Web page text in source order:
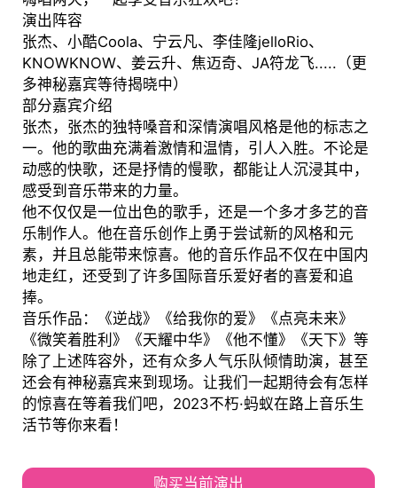
演出阵容
张杰、小酷Coola、宁云凡、李佳隆jelloRio、
KNOWKNOW、姜云升、焦迈奇、JA符龙飞.....（更
多神秘嘉宾等待揭晓中）
部分嘉宾介绍
张杰，张杰的独特嗓音和深情演唱风格是他的标志之
一。他的歌曲充满着激情和温情，引人入胜。不论是
动感的快歌，还是抒情的慢歌，都能让人沉浸其中，
感受到音乐带来的力量。
他不仅仅是一位出色的歌手，还是一个多才多艺的音
乐制作人。他在音乐创作上勇于尝试新的风格和元
素，并且总能带来惊喜。他的音乐作品不仅在中国内
地走红，还受到了许多国际音乐爱好者的喜爱和追
捧。
音乐作品：《逆战》《给我你的爱》《点亮未来》
《微笑着胜利》《天耀中华》《他不懂》《天下》等
除了上述阵容外，还有众多人气乐队倾情助演，甚至
还会有神秘嘉宾来到现场。让我们一起期待会有怎样
的惊喜在等着我们吧，2023不朽·蚂蚁在路上音乐生
活节等你来看！
购买当前演出